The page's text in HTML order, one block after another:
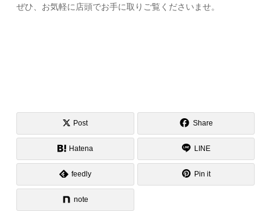
ぜひ、お気軽に店頭でお手に取りご覧くださいませ。
Post Share
Hatena LINE
feedly Pin it
note